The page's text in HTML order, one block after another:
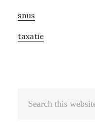
snus
taxatie